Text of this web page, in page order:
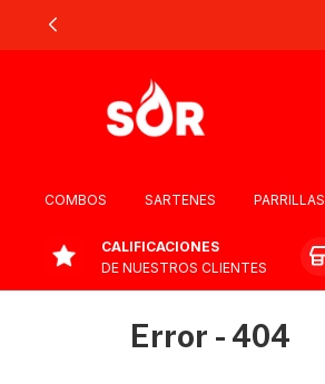
COMBOS SARTENES PARRILLAS
CALIFICACIONES
DE NUESTROS CLIENTES
Error - 404